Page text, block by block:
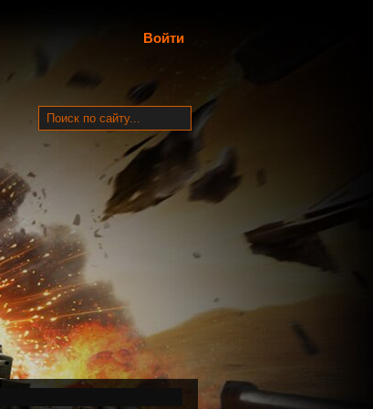
Войти